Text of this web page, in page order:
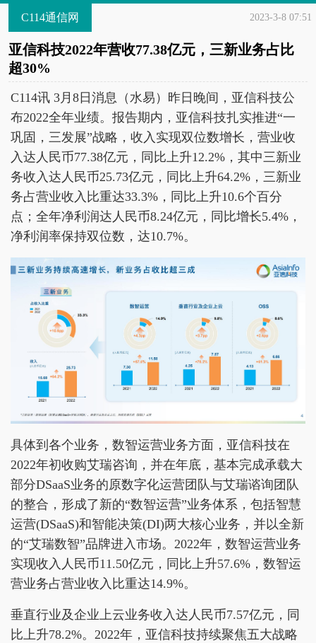
C114通信网 2023-3-8 07:51
亚信科技2022年营收77.38亿元，三新业务占比
超30%
C114讯 3月8日消息（水易）昨日晚间，亚信科技公
布2022全年业绩。报告期内，亚信科技扎实推进“一
巩固，三发展”战略，收入实现双位数增长，营业收
入达人民币77.38亿元，同比上升12.2%，其中三新业
务收入达人民币25.73亿元，同比上升64.2%，三新业
务占营业收入比重达33.3%，同比上升10.6个百分
点；全年净利润达人民币8.24亿元，同比增长5.4%，
净利润率保持双位数，达10.7%。
具体到各个业务，数智运营业务方面，亚信科技在
2022年初收购艾瑞咨询，并在年底，基本完成承载大
部分DSaaS业务的原数字化运营团队与艾瑞谘询团队
的整合，形成了新的“数智运营”业务体系，包括智慧
运营(DSaaS)和智能决策(DI)两大核心业务，并以全新
的“艾瑞数智”品牌进入市场。2022年，数智运营业务
实现收入人民币11.50亿元，同比上升57.6%，数智运
营业务占营业收入比重达14.9%。
垂直行业及企业上云业务收入达人民币7.57亿元，同
比上升78.2%。2022年，亚信科技持续聚焦五大战略